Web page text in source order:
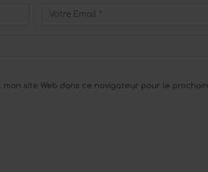
mon site Web dans ce navigateur pour le prochain